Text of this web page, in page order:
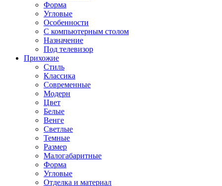
Форма
Угловые
Особенности
С компьютерным столом
Назначение
Под телевизор
Прихожие
Стиль
Классика
Современные
Модерн
Цвет
Белые
Венге
Светлые
Темные
Размер
Малогабаритные
Форма
Угловые
Отделка и материал